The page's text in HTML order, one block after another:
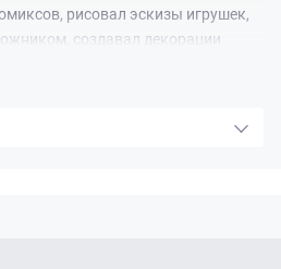
рисовал эскизы игрушек,
создавал декорации
несколько лет назад он решил